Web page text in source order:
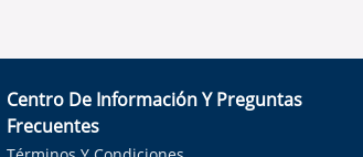
Centro De Información Y Preguntas
Frecuentes